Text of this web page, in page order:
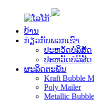
ບ້ານ
ກ່ຽວ​ກັບ​ພວກ​ເຮົາ
ປະ​ຫວັດ​ບໍ​ລິ​ສັດ
ປະຫວັດບໍລິສັດ
ຜະລິດຕະພັນ
Kraft Bubble
Poly Mailer
Metallic